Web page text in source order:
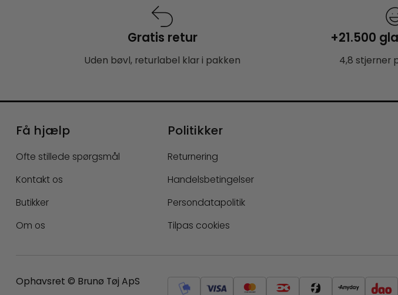
Gratis retur
Uden bøvl, returlabel klar i pakken
+21.500
4,8 stjerner
Få hjælp
Ofte stillede spørgsmål
Kontakt os
Butikker
Om os
Politikker
Returnering
Handelsbetingelser
Persondatapolitik
Tilpas cookies
Ophavsret © Brunø Tøj ApS